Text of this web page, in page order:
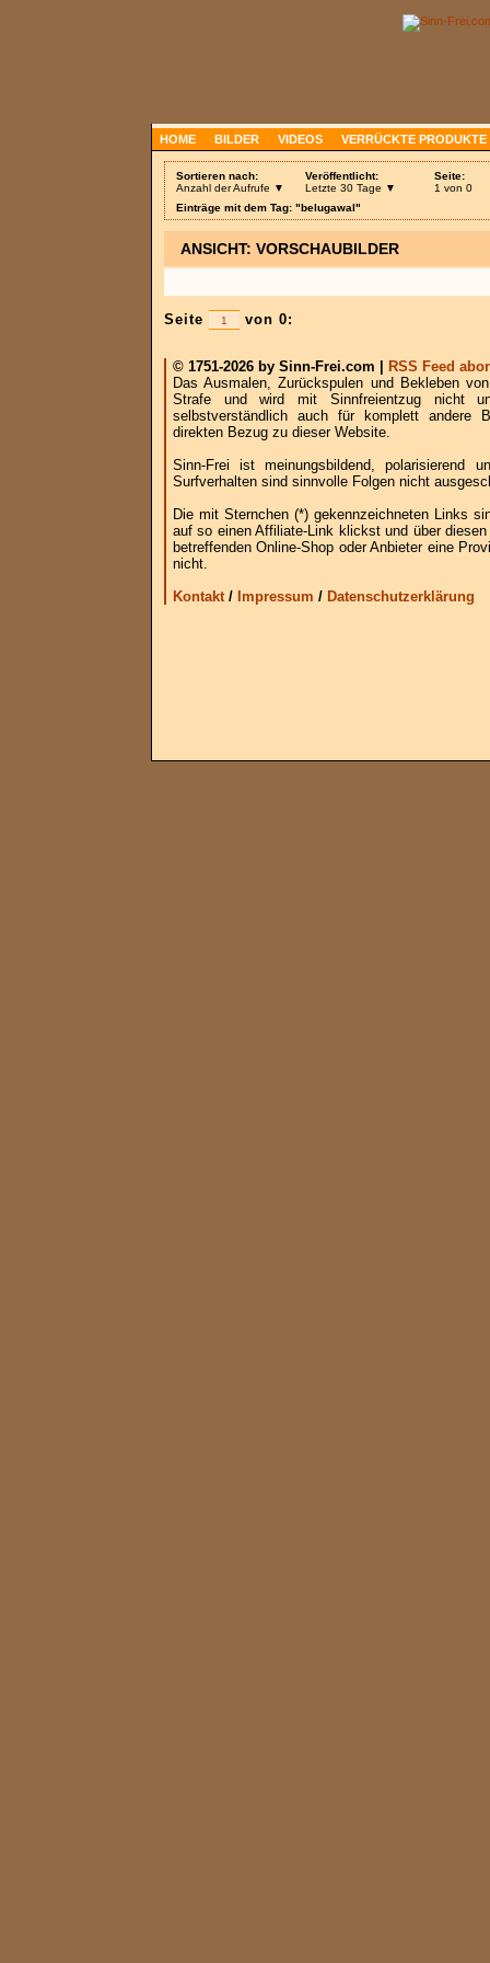
HOME BILDER VIDEOS VERRÜCKTE PRODUKTE
Sortieren nach:
Anzahl der Aufrufe ▼
Veröffentlicht:
Letzte 30 Tage ▼
Seite:
1 von 0
Einträge mit dem Tag: "belugawal"
ANSICHT: VORSCHAUBILDER
Seite von 0:
© 1751-2026 by Sinn-Frei.com |
RSS Feed
Das Ausmalen, Zurückspulen und Bekleben
Strafe und wird mit Sinnfreientzug nicht
selbstverständlich auch für komplett andere
direkten Bezug zu dieser Website.
Sinn-Frei ist meinungsbildend, polarisierend
Surfverhalten sind sinnvolle Folgen nicht
Die mit Sternchen (*) gekennzeichneten Links
auf so einen Affiliate-Link klickst und über
betreffenden Online-Shop oder Anbieter eine
nicht.
Kontakt/ Impressum / Datenschutzerklärung